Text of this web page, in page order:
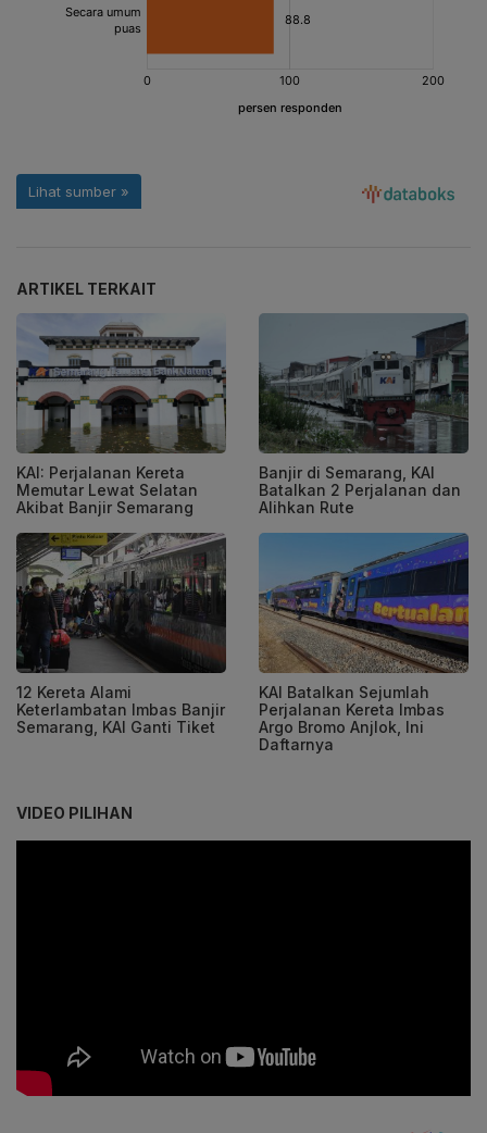
ARTIKEL TERKAIT
KAI: Perjalanan Kereta
Memutar Lewat Selatan
Akibat Banjir Semarang
Banjir di Semarang, KAI
Batalkan 2 Perjalanan dan
Alihkan Rute
12 Kereta Alami
Keterlambatan Imbas Banjir
Semarang, KAI Ganti Tiket
KAI Batalkan Sejumlah
Perjalanan Kereta Imbas
Argo Bromo Anjlok, Ini
Daftarnya
VIDEO PILIHAN